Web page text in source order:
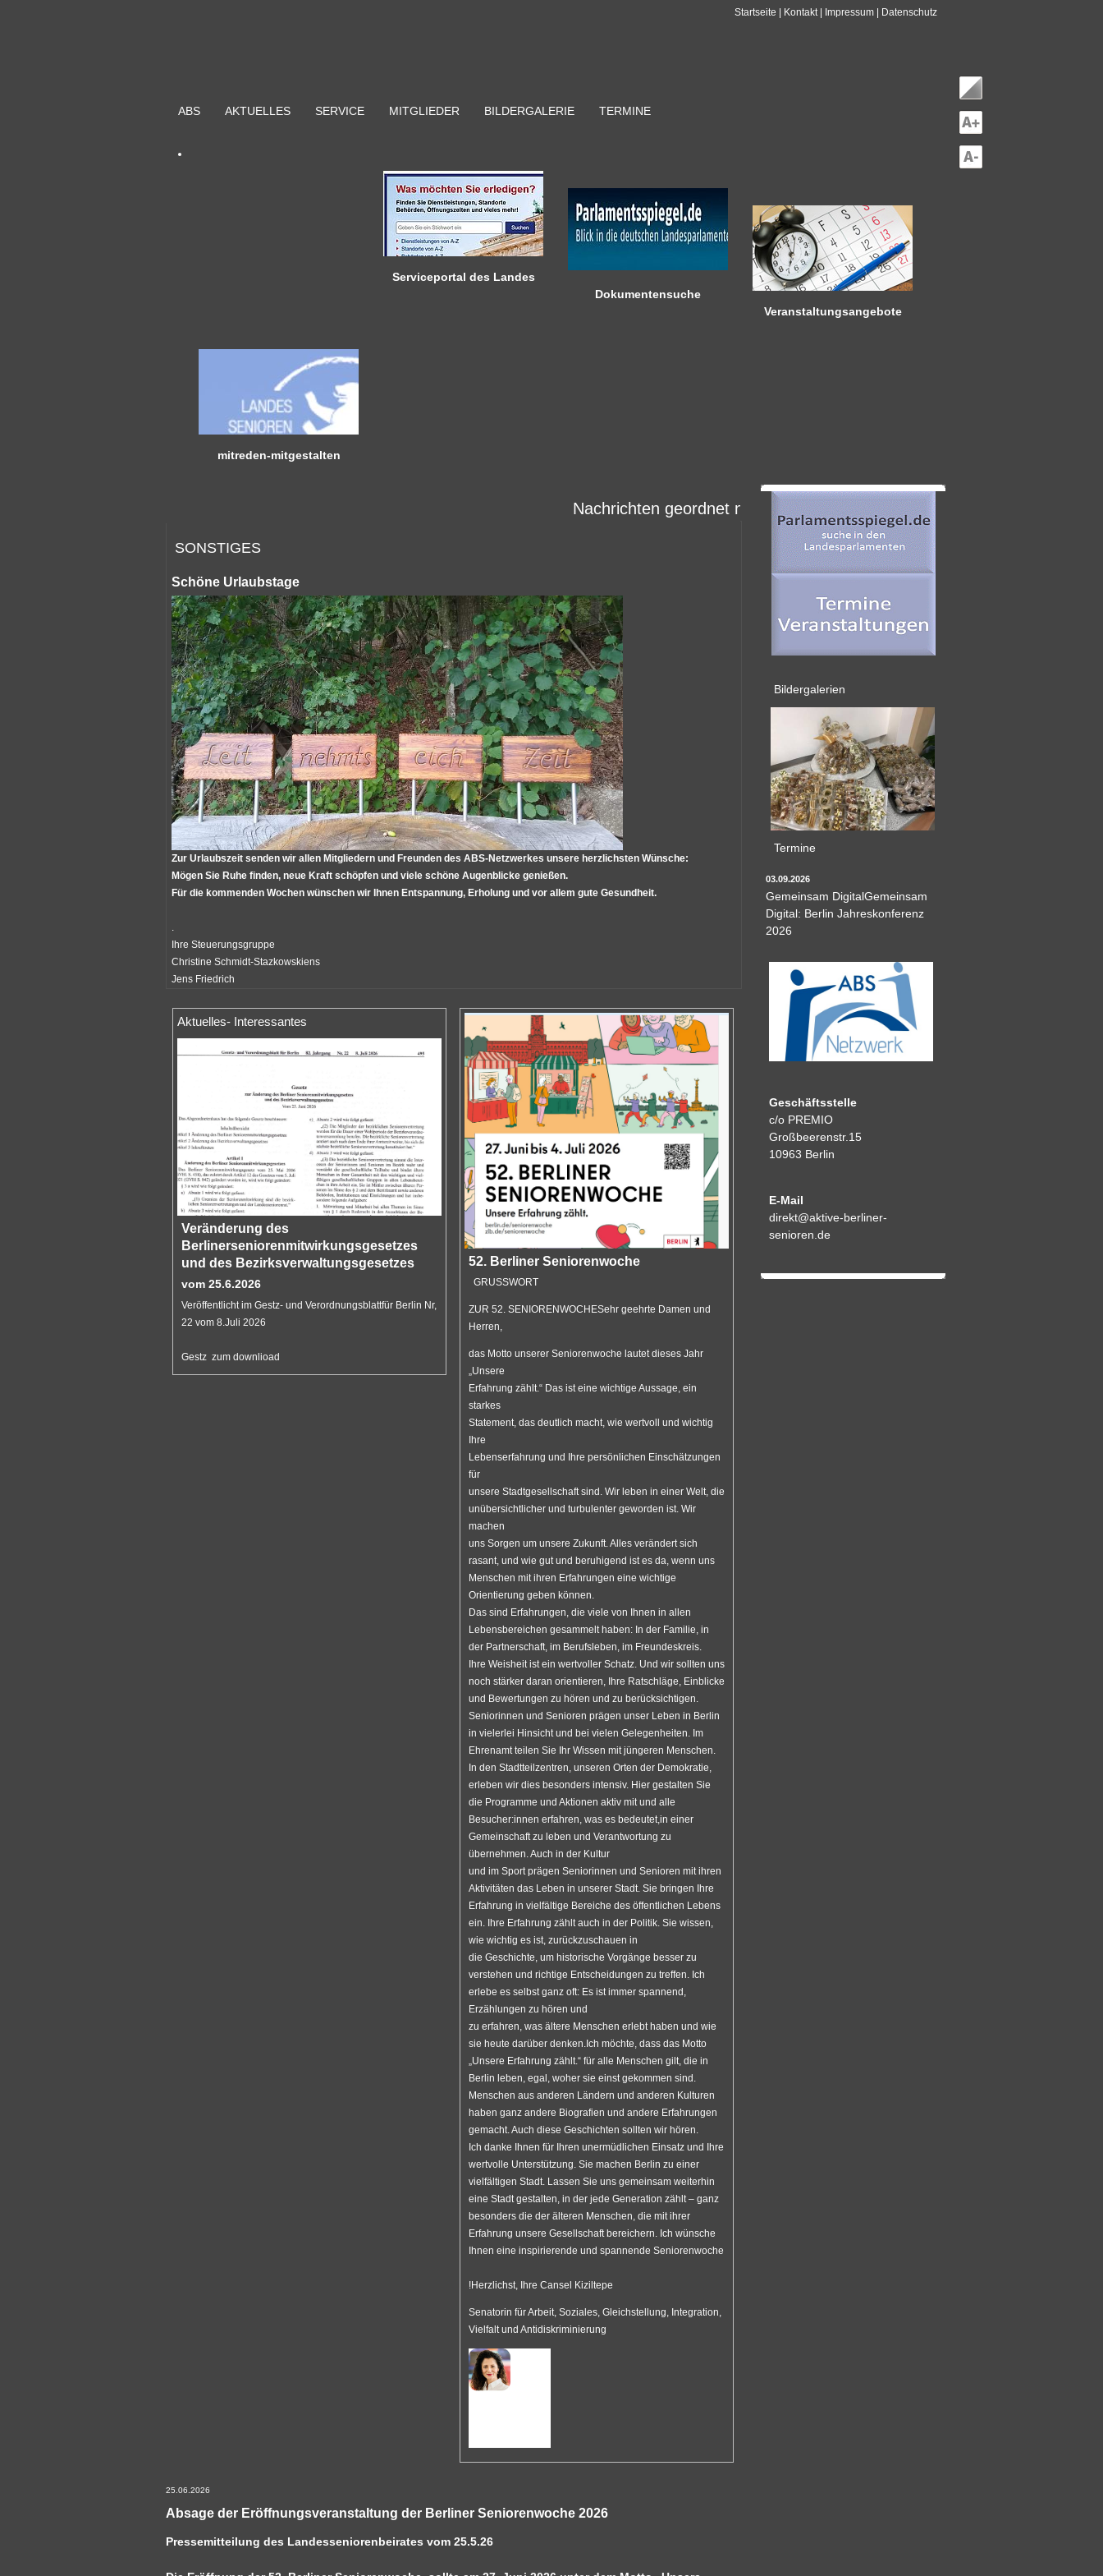
Startseite | Kontakt | Impressum | Datenschutz
ABS AKTUELLES SERVICE MITGLIEDER BILDERGALERIE TERMINE
Serviceportal des Landes
Dokumentensuche
Veranstaltungsangebote
mitreden-mitgestalten
Nachrichten geordnet nach Gruppen--->hier drücken
SONSTIGES
Schöne Urlaubstage
Zur Urlaubszeit senden wir allen Mitgliedern und Freunden des ABS-Netzwerkes unsere herzlichsten Wünsche:
Mögen Sie Ruhe finden, neue Kraft schöpfen und viele schöne Augenblicke genießen.
Für die kommenden Wochen wünschen wir Ihnen Entspannung, Erholung und vor allem gute Gesundheit.
.
Ihre Steuerungsgruppe
Christine Schmidt-Stazkowskiens
Jens Friedrich
Aktuelles- Interessantes
Veränderung des
Berlinerseniorenmitwirkungsgesetzes
und des Bezirksverwaltungsgesetzes
vom 25.6.2026
Veröffentlicht im Gestz- und Verordnungsblattfür Berlin Nr,
22 vom 8.Juli 2026
Gestz zum downlioad
52. Berliner Seniorenwoche
GRUSSWORT
ZUR 52. SENIORENWOCHESehr geehrte Damen und
Herren,
das Motto unserer Seniorenwoche lautet dieses Jahr
„Unsere
Erfahrung zählt.“ Das ist eine wichtige Aussage, ein
starkes
Statement, das deutlich macht, wie wertvoll und wichtig
Ihre
Lebenserfahrung und Ihre persönlichen Einschätzungen
für
unsere Stadtgesellschaft sind. Wir leben in einer Welt, die
unübersichtlicher und turbulenter geworden ist. Wir
machen
uns Sorgen um unsere Zukunft. Alles verändert sich
rasant, und wie gut und beruhigend ist es da, wenn uns
Menschen mit ihren Erfahrungen eine wichtige
Orientierung geben können.
Das sind Erfahrungen, die viele von Ihnen in allen
Lebensbereichen gesammelt haben: In der Familie, in
der Partnerschaft, im Berufsleben, im Freundeskreis.
Ihre Weisheit ist ein wertvoller Schatz. Und wir sollten uns
noch stärker daran orientieren, Ihre Ratschläge, Einblicke
und Bewertungen zu hören und zu berücksichtigen.
Seniorinnen und Senioren prägen unser Leben in Berlin
in vielerlei Hinsicht und bei vielen Gelegenheiten. Im
Ehrenamt teilen Sie Ihr Wissen mit jüngeren Menschen.
In den Stadtteilzentren, unseren Orten der Demokratie,
erleben wir dies besonders intensiv. Hier gestalten Sie
die Programme und Aktionen aktiv mit und alle
Besucher:innen erfahren, was es bedeutet,in einer
Gemeinschaft zu leben und Verantwortung zu
übernehmen. Auch in der Kultur
und im Sport prägen Seniorinnen und Senioren mit ihren
Aktivitäten das Leben in unserer Stadt. Sie bringen Ihre
Erfahrung in vielfältige Bereiche des öffentlichen Lebens
ein. Ihre Erfahrung zählt auch in der Politik. Sie wissen,
wie wichtig es ist, zurückzuschauen in
die Geschichte, um historische Vorgänge besser zu
verstehen und richtige Entscheidungen zu treffen. Ich
erlebe es selbst ganz oft: Es ist immer spannend,
Erzählungen zu hören und
zu erfahren, was ältere Menschen erlebt haben und wie
sie heute darüber denken.Ich möchte, dass das Motto
„Unsere Erfahrung zählt.“ für alle Menschen gilt, die in
Berlin leben, egal, woher sie einst gekommen sind.
Menschen aus anderen Ländern und anderen Kulturen
haben ganz andere Biografien und andere Erfahrungen
gemacht. Auch diese Geschichten sollten wir hören.
Ich danke Ihnen für Ihren unermüdlichen Einsatz und Ihre
wertvolle Unterstützung. Sie machen Berlin zu einer
vielfältigen Stadt. Lassen Sie uns gemeinsam weiterhin
eine Stadt gestalten, in der jede Generation zählt – ganz
besonders die der älteren Menschen, die mit ihrer
Erfahrung unsere Gesellschaft bereichern. Ich wünsche
Ihnen eine inspirierende und spannende Seniorenwoche
!Herzlichst, Ihre Cansel Kiziltepe
Senatorin für Arbeit, Soziales, Gleichstellung, Integration,
Vielfalt und Antidiskriminierung
25.06.2026
Absage der Eröffnungsveranstaltung der Berliner Seniorenwoche 2026
Pressemitteilung des Landesseniorenbeirates vom 25.5.26
Bildergalerien
Termine
03.09.2026
Gemeinsam DigitalGemeinsam
Digital: Berlin Jahreskonferenz
2026
Geschäftsstelle
c/o PREMIO
Großbeerenstr.15
10963 Berlin
E-Mail
direkt@aktive-berliner-
senioren.de